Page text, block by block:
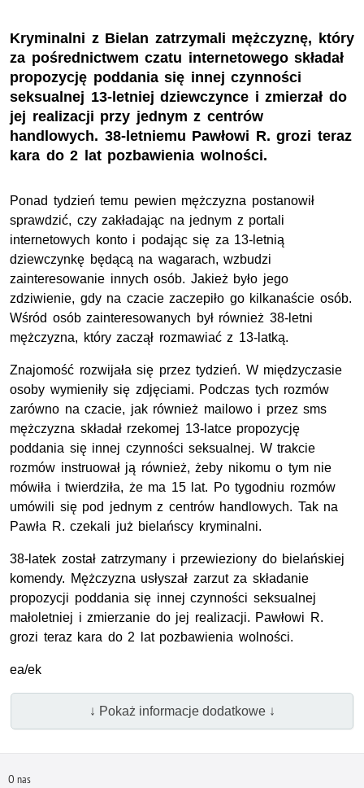
Kryminalni z Bielan zatrzymali mężczyznę, który
za pośrednictwem czatu internetowego składał
propozycję poddania się innej czynności
seksualnej 13-letniej dziewczynce i zmierzał do
jej realizacji przy jednym z centrów
handlowych. 38-letniemu Pawłowi R. grozi teraz
kara do 2 lat pozbawienia wolności.
Ponad tydzień temu pewien mężczyzna postanowił
sprawdzić, czy zakładając na jednym z portali
internetowych konto i podając się za 13-letnią
dziewczynkę będącą na wagarach, wzbudzi
zainteresowanie innych osób. Jakież było jego
zdziwienie, gdy na czacie zaczepiło go kilkanaście osób.
Wśród osób zainteresowanych był również 38-letni
mężczyzna, który zaczął rozmawiać z 13-latką.
Znajomość rozwijała się przez tydzień. W międzyczasie
osoby wymieniły się zdjęciami. Podczas tych rozmów
zarówno na czacie, jak również mailowo i przez sms
mężczyzna składał rzekomej 13-latce propozycję
poddania się innej czynności seksualnej. W trakcie
rozmów instruował ją również, żeby nikomu o tym nie
mówiła i twierdziła, że ma 15 lat. Po tygodniu rozmów
umówili się pod jednym z centrów handlowych. Tak na
Pawła R. czekali już bielańscy kryminalni.
38-latek został zatrzymany i przewieziony do bielańskiej
komendy. Mężczyzna usłyszał zarzut za składanie
propozycji poddania się innej czynności seksualnej
małoletniej i zmierzanie do jej realizacji. Pawłowi R.
grozi teraz kara do 2 lat pozbawienia wolności.
ea/ek
↓ Pokaż informacje dodatkowe ↓
O nas